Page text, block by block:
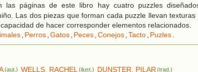
las páginas de este libro hay cuatro puzzles
Las dos piezas que forman cada puzzle llevan
de hacer corresponder elementos relacionados.
, Perros,Gatos, Peces,Conejos,Tacto, Puzles.
(aut.) WELLS, RACHEL(ilust.) DUNSTER, PILAR (trad.)